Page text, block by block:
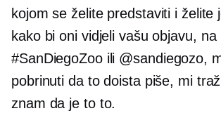
kojom se želite predstaviti i želite
kako bi oni vidjeli vašu objavu, na
#SanDiegoZoo ili @sandiegozo,
pobrinuti da to doista piše, mi
znam da je to to.